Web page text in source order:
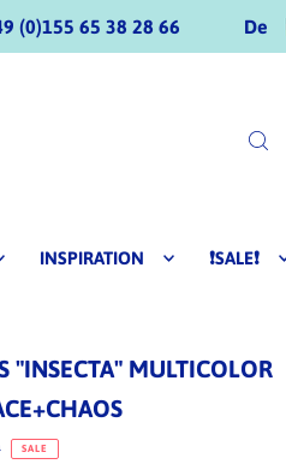
(0)155 65 38 28 66 De
INSPIRATION ❗SALE❗
"INSECTA" MULTICOLOR
SALE